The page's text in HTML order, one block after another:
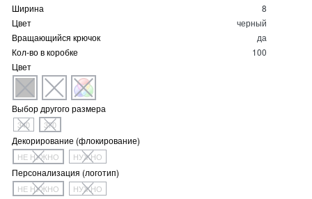
Ширина
8
Цвет
черный
Вращающийся крючок
да
Кол-во в коробке
100
Цвет
Выбор другого размера
340 370
Декорирование (флокирование)
НЕ НУЖНО НУЖНО
Персонализация (логотип)
НЕ НУЖНО НУЖНО